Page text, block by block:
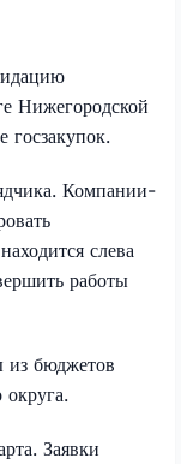
Нижегородской
госзакупок.
Компании-
слева
работы
из бюджетов
Заявки